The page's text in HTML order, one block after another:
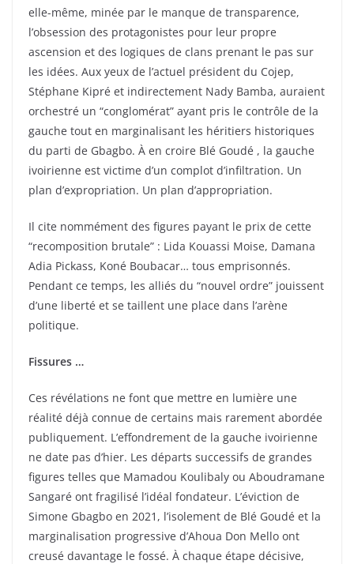
elle-même, minée par le manque de transparence,
l’obsession des protagonistes pour leur propre
ascension et des logiques de clans prenant le pas sur
les idées. Aux yeux de l’actuel président du Cojep,
Stéphane Kipré et indirectement Nady Bamba, auraient
orchestré un “conglomérat” ayant pris le contrôle de la
gauche tout en marginalisant les héritiers historiques
du parti de Gbagbo. À en croire Blé Goudé , la gauche
ivoirienne est victime d’un complot d’infiltration. Un
plan d’expropriation. Un plan d’appropriation.
Il cite nommément des figures payant le prix de cette
“recomposition brutale” : Lida Kouassi Moise, Damana
Adia Pickass, Koné Boubacar… tous emprisonnés.
Pendant ce temps, les alliés du “nouvel ordre” jouissent
d’une liberté et se taillent une place dans l’arène
politique.
Fissures …
Ces révélations ne font que mettre en lumière une
réalité déjà connue de certains mais rarement abordée
publiquement. L’effondrement de la gauche ivoirienne
ne date pas d’hier. Les départs successifs de grandes
figures telles que Mamadou Koulibaly ou Aboudramane
Sangaré ont fragilisé l’idéal fondateur. L’éviction de
Simone Gbagbo en 2021, l’isolement de Blé Goudé et la
marginalisation progressive d’Ahoua Don Mello ont
creusé davantage le fossé. À chaque étape décisive,